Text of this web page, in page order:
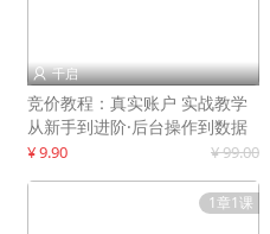
 千启
竞价教程：真实账户 实战教学
从新手到进阶·后台操作到数据
优化
¥ 9.90 ¥ 99.00
1章1课